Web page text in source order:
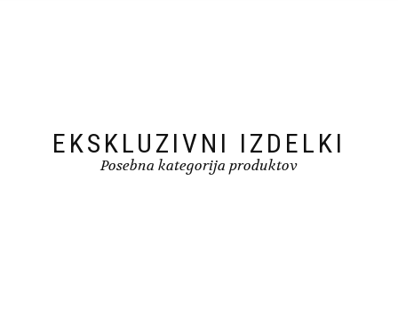
EKSKLUZIVNI IZDELKI
Posebna kategorija produktov